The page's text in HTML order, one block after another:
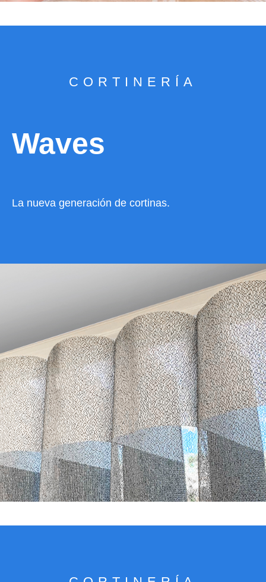
CORTINERÍA
Waves
La nueva generación de cortinas.
VER CATÁLOGO